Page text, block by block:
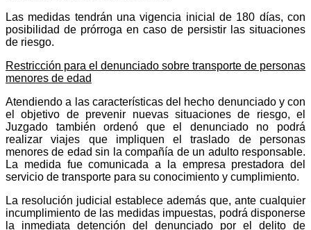
Las medidas tendrán una vigencia inicial de 180 días, con
posibilidad de prórroga en caso de persistir las situaciones
de riesgo.
Restricción para el denunciado sobre transporte de personas
menores de edad
Atendiendo a las características del hecho denunciado y con
el objetivo de prevenir nuevas situaciones de riesgo, el
Juzgado también ordenó que el denunciado no podrá
realizar viajes que impliquen el traslado de personas
menores de edad sin la compañía de un adulto responsable.
La medida fue comunicada a la empresa prestadora del
servicio de transporte para su conocimiento y cumplimiento.
La resolución judicial establece además que, ante cualquier
incumplimiento de las medidas impuestas, podrá disponerse
la inmediata detención del denunciado por el delito de